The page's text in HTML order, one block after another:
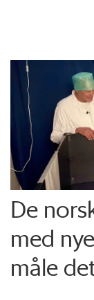
De
med
måle